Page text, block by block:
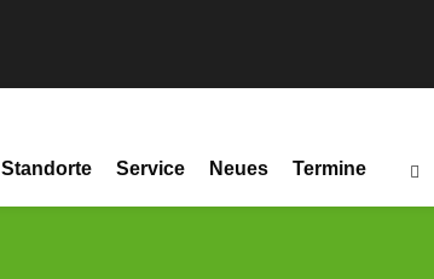
Standorte Service Neues Termine